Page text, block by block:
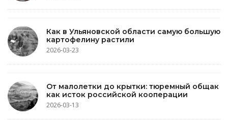
Как в Ульяновской области самую большую
картофелину растили
2026-03-23
От малолетки до крытки: тюремный общак
как исток российской кооперации
2026-03-13